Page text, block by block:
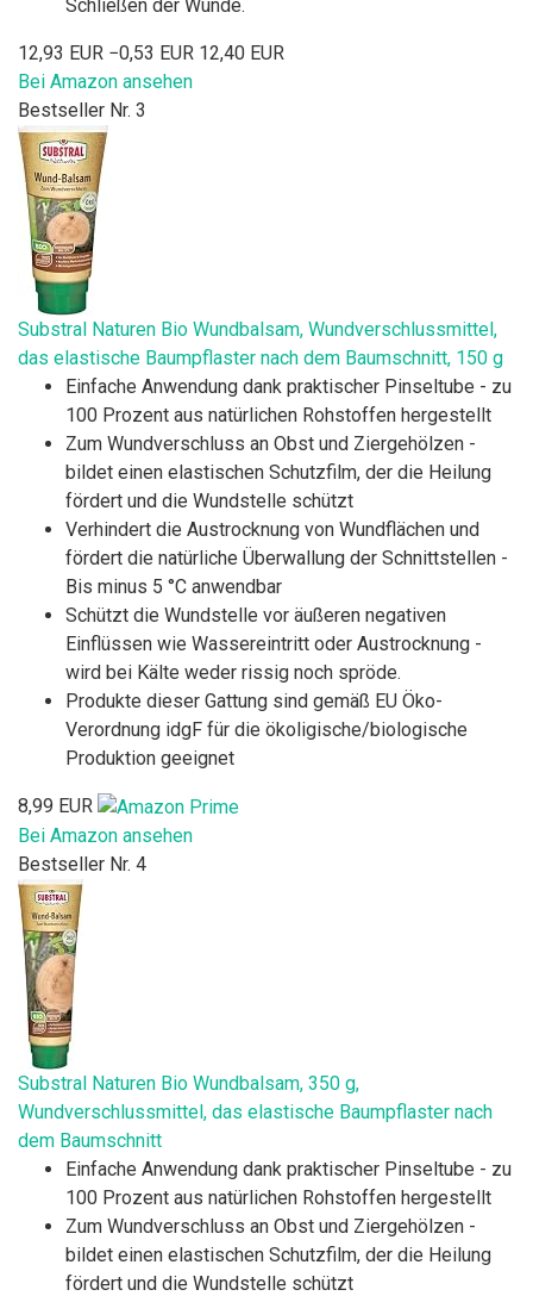
Schließen der Wunde.
12,93 EUR −0,53 EUR 12,40 EUR
Bei Amazon ansehen
Bestseller Nr. 3
Substral Naturen Bio Wundbalsam, Wundverschlussmittel,
das elastische Baumpflaster nach dem Baumschnitt, 150 g
Einfache Anwendung dank praktischer Pinseltube - zu
100 Prozent aus natürlichen Rohstoffen hergestellt
Zum Wundverschluss an Obst und Ziergehölzen -
bildet einen elastischen Schutzfilm, der die Heilung
fördert und die Wundstelle schützt
Verhindert die Austrocknung von Wundflächen und
fördert die natürliche Überwallung der Schnittstellen -
Bis minus 5 °C anwendbar
Schützt die Wundstelle vor äußeren negativen
Einflüssen wie Wassereintritt oder Austrocknung -
wird bei Kälte weder rissig noch spröde.
Produkte dieser Gattung sind gemäß EU Öko-
Verordnung idgF für die ökoligische/biologische
Produktion geeignet
8,99 EUR
Bei Amazon ansehen
Bestseller Nr. 4
Substral Naturen Bio Wundbalsam, 350 g,
Wundverschlussmittel, das elastische Baumpflaster nach
dem Baumschnitt
Einfache Anwendung dank praktischer Pinseltube - zu
100 Prozent aus natürlichen Rohstoffen hergestellt
Zum Wundverschluss an Obst und Ziergehölzen -
bildet einen elastischen Schutzfilm, der die Heilung
fördert und die Wundstelle schützt